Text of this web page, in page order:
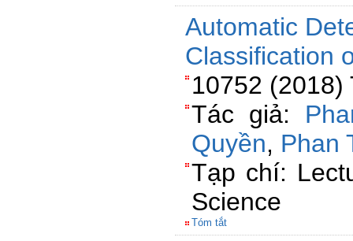
Automatic
Classification
10752 (2018)
Tác giả:
Quyền, Phan
Tạp chí:
Science
Tóm tắt